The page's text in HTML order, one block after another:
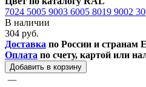
7024 5005 9003 6005 8019 9002
В наличии
304 руб.
Доставка по России и странам
Оплата по счету, картой или
Добавить в корзину